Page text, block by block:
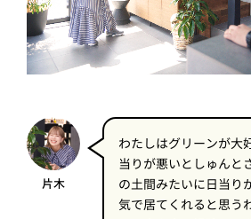
片木
わたしはグリーンが大
当りが悪いとしゅんと
の土間みたいに日当り
気で居てくれると思う